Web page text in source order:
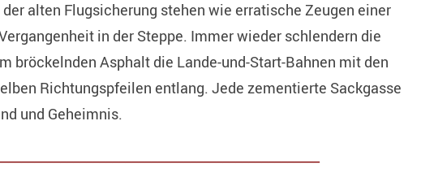
alten Flugsicherung stehen wie erratische Zeugen einer
in der Steppe. Immer wieder schlendern die
bröckelnden Asphalt die Lande-und-Start-Bahnen mit den
Richtungspfeilen entlang. Jede zementierte Sackgasse
und Geheimnis.